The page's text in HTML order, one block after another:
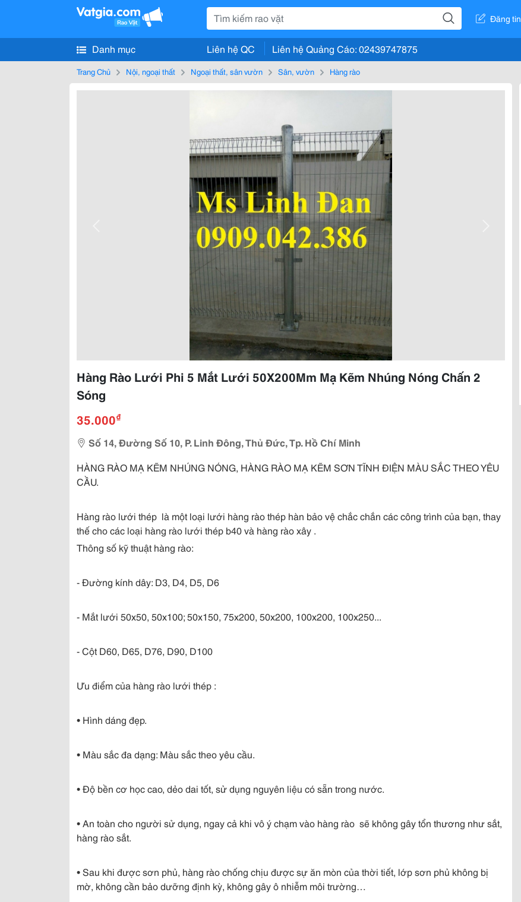
Đăng tin
Danh mục Liên hệ QC Liên hệ Quảng Cáo: 02439747875
Trang Chủ Nội, ngoại thất Ngoại thất, sân vườn Sân, vườn Hàng rào
Hàng Rào Lưới Phi 5 Mắt Lưới 50X200Mm Mạ Kẽm Nhúng Nóng Chấn 2
Sóng
35.000₫
Số 14, Đường Số 10, P. Linh Đông, Thủ Đức, Tp. Hồ Chí Minh
HÀNG RÀO MẠ KẼM NHÚNG NÓNG, HÀNG RÀO MẠ KẼM SƠN TĨNH ĐIỆN MÀU SẮC THEO YÊU
CẦU.
Hàng rào lưới thép là một loại lưới hàng rào thép hàn bảo vệ chắc chắn các công trình của bạn, thay
thế cho các loại hàng rào lưới thép b40 và hàng rào xây .
Thông số kỹ thuật hàng rào:
- Đường kính dây: D3, D4, D5, D6
- Mắt lưới 50x50, 50x100; 50x150, 75x200, 50x200, 100x200, 100x250...
- Cột D60, D65, D76, D90, D100
Ưu điểm của hàng rào lưới thép :
• Hình dáng đẹp.
• Màu sắc đa dạng: Màu sắc theo yêu cầu.
• Độ bền cơ học cao, dẻo dai tốt, sử dụng nguyên liệu có sẵn trong nước.
• An toàn cho người sử dụng, ngay cả khi vô ý chạm vào hàng rào sẽ không gây tổn thương như sắt,
hàng rào sắt.
• Sau khi được sơn phủ, hàng rào chống chịu được sự ăn mòn của thời tiết, lớp sơn phủ không bị
mờ, không cần bảo dưỡng định kỳ, không gây ô nhiễm môi trường…